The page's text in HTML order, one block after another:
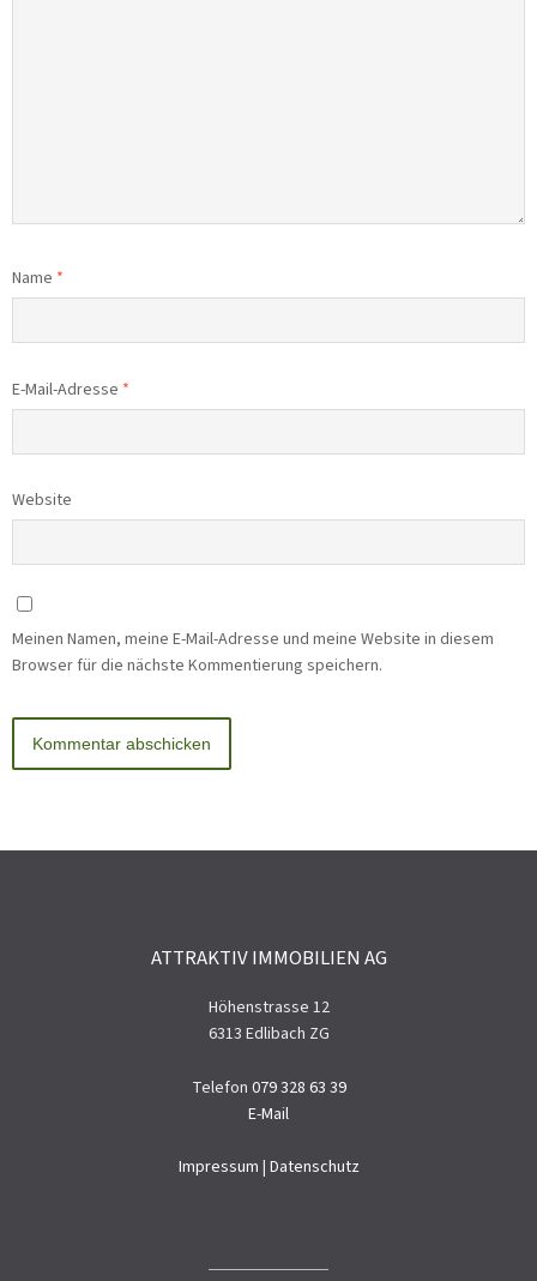
Name *
E-Mail-Adresse *
Website
Meinen Namen, meine E-Mail-Adresse und meine Website in diesem
Browser für die nächste Kommentierung speichern.
ATTRAKTIV IMMOBILIEN AG
Höhenstrasse 12
6313 Edlibach ZG
Telefon 079 328 63 39
E-Mail
Impressum | Datenschutz